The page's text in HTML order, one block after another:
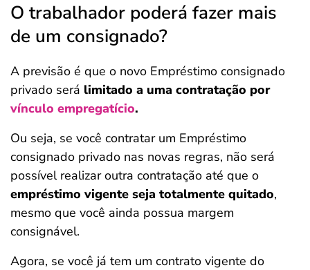
O trabalhador poderá fazer mais
de um consignado?
A previsão é que o novo Empréstimo consignado
privado será limitado a uma contratação por
vínculo empregatício.
Ou seja, se você contratar um Empréstimo
consignado privado nas novas regras, não será
possível realizar outra contratação até que o
empréstimo vigente seja totalmente quitado,
mesmo que você ainda possua margem
consignável.
Agora, se você já tem um contrato vigente do